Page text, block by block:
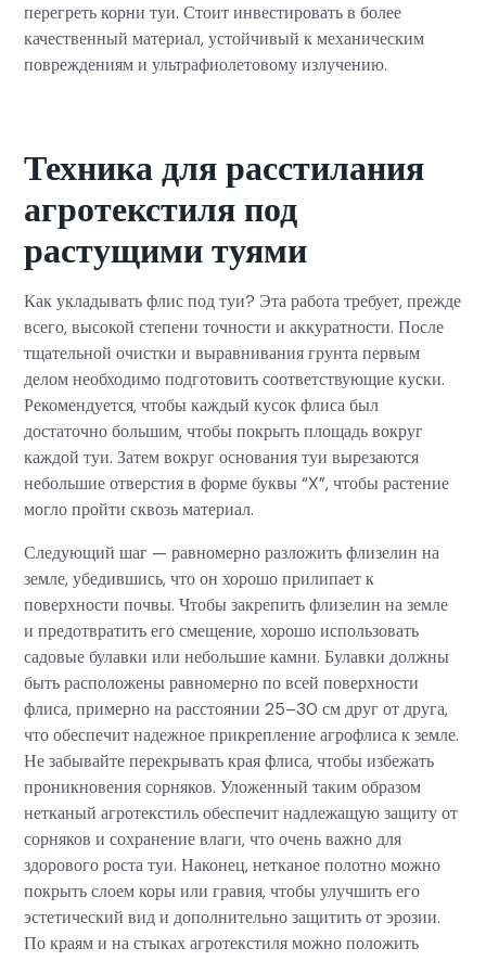
перегреть корни туи. Стоит инвестировать в более
качественный материал, устойчивый к механическим
повреждениям и ультрафиолетовому излучению.
Техника для расстилания
агротекстиля под
растущими туями
Как укладывать флис под туи? Эта работа требует, прежде
всего, высокой степени точности и аккуратности. После
тщательной очистки и выравнивания грунта первым
делом необходимо подготовить соответствующие куски.
Рекомендуется, чтобы каждый кусок флиса был
достаточно большим, чтобы покрыть площадь вокруг
каждой туи. Затем вокруг основания туи вырезаются
небольшие отверстия в форме буквы “X”, чтобы растение
могло пройти сквозь материал.
Следующий шаг — равномерно разложить флизелин на
земле, убедившись, что он хорошо прилипает к
поверхности почвы. Чтобы закрепить флизелин на земле
и предотвратить его смещение, хорошо использовать
садовые булавки или небольшие камни. Булавки должны
быть расположены равномерно по всей поверхности
флиса, примерно на расстоянии 25–30 см друг от друга,
что обеспечит надежное прикрепление агрофлиса к земле.
Не забывайте перекрывать края флиса, чтобы избежать
проникновения сорняков. Уложенный таким образом
нетканый агротекстиль обеспечит надлежащую защиту от
сорняков и сохранение влаги, что очень важно для
здорового роста туи. Наконец, нетканое полотно можно
покрыть слоем коры или гравия, чтобы улучшить его
эстетический вид и дополнительно защитить от эрозии.
По краям и на стыках агротекстиля можно положить